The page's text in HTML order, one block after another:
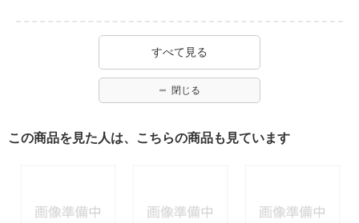
すべて見る
閉じる
この商品を見た人は、こちらの商品も見ています